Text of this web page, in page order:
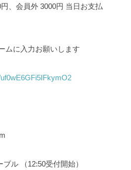
、会員外 3000円 当日お支払
ムに入力お願いします
ブル （12:50受付開始）